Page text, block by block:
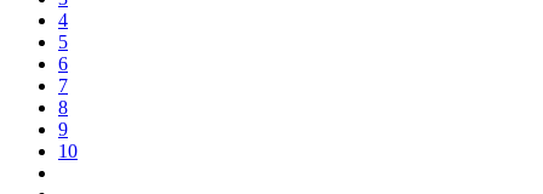
4
5
6
7
8
9
10